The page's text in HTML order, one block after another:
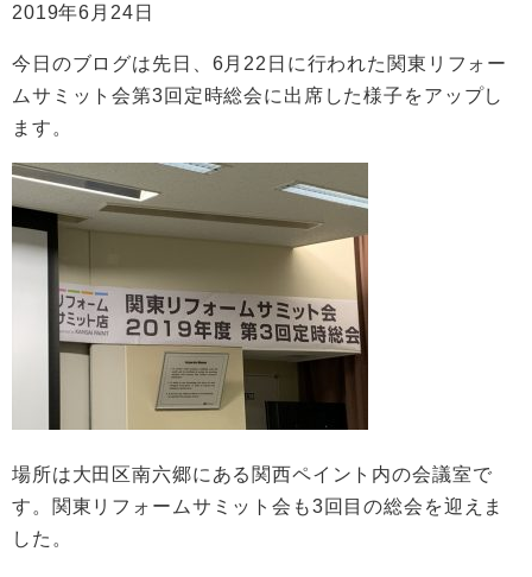
2019年6月24日
今日のブログは先日、6月22日に行われた関東リフォー
ムサミット会第3回定時総会に出席した様子をアップし
ます。
場所は大田区南六郷にある関西ペイント内の会議室で
す。関東リフォームサミット会も3回目の総会を迎えま
した。